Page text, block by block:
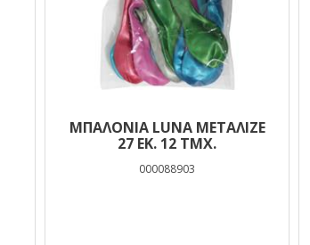
ΜΠΑΛΌΝΙΑ LUNA ΜΕΤΑΛΙΖΈ
27 ΕΚ. 12 ΤΜΧ.
000088903